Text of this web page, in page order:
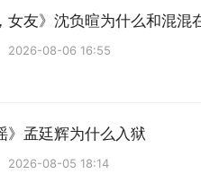
女友》沈负暄为什么和混混
2026-08-06 16:55
》孟廷辉为什么入狱
2026-08-05 18:14